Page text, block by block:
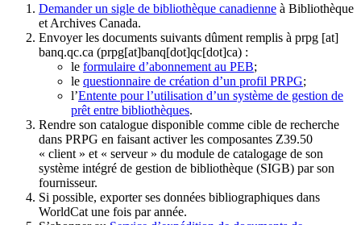
Demander un sigle de bibliothèque canadienne à Bibliothèque
et Archives Canada.
Envoyer les documents suivants dûment remplis à prpg [at]
banq.qc.ca (prpg[at]banq[dot]qc[dot]ca) :
le formulaire d’abonnement au PEB;
le questionnaire de création d’un profil PRPG;
l’Entente pour l’utilisation d’un système de gestion de
prêt entre bibliothèques.
Rendre son catalogue disponible comme cible de recherche
dans PRPG en faisant activer les composantes Z39.50
« client » et « serveur » du module de catalogage de son
système intégré de gestion de bibliothèque (SIGB) par son
fournisseur.
Si possible, exporter ses données bibliographiques dans
WorldCat une fois par année.